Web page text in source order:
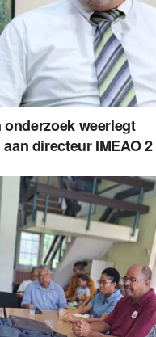
weerlegt
directeur IMEAO 2